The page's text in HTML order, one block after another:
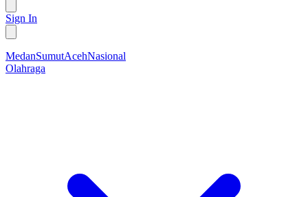
Sign In
MedanSumutAcehNasional
Olahraga